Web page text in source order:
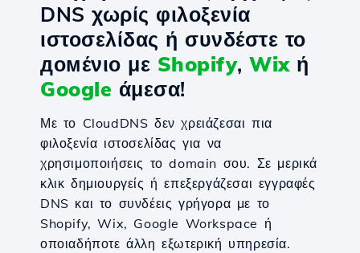
DNS χωρίς φιλοξενία
ιστοσελίδας ή συνδέστε το
домένιο με Shopify, Wixή
Google άμεσα!
Με το CloudDNS δεν χρειάζεσαι πια
φιλοξενία ιστοσελίδας για να
χρησιμοποιήσεις το domain σου. Σε μερικά
κλικ δημιουργείς ή επεξεργάζεσαι εγγραφές
DNS και το συνδέεις γρήγορα με το
Shopify, Wix, Google Workspace ή
οποιαδήποτε άλλη εξωτερική υπηρεσία.